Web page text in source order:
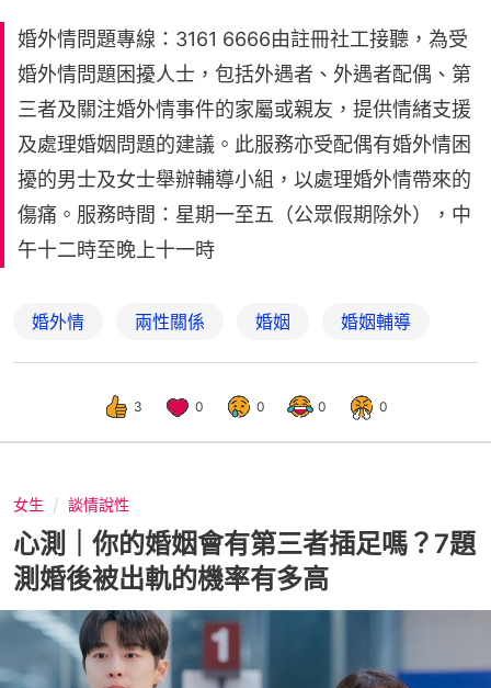
婚外情問題專線：3161 6666由註冊社工接聽，為受
婚外情問題困擾人士，包括外遇者、外遇者配偶、第
三者及關注婚外情事件的家屬或親友，提供情緒支援
及處理婚姻問題的建議。此服務亦受配偶有婚外情困
擾的男士及女士舉辦輔導小組，以處理婚外情帶來的
傷痛。服務時間：星期一至五（公眾假期除外），中
午十二時至晚上十一時
婚外情 兩性關係 婚姻 婚姻輔導
3 0 0 0 0
女生 談情說性
心測｜你的婚姻會有第三者插足嗎？7題
測婚後被出軌的機率有多高